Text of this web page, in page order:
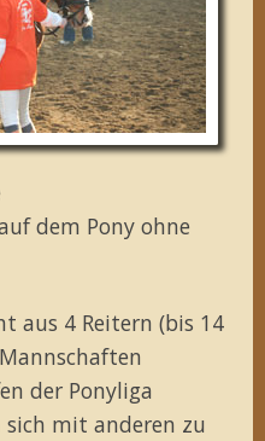
dem Pony ohne
aus 4 Reitern (bis 14
der Ponyliga
mit anderen zu